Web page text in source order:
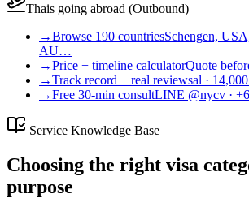
Thais going abroad (Outbound)
→Browse 190 countriesSchengen,
AU…
→Price + timeline calculatorQuote
→Track record + real reviewsal ·
→Free 30-min consultLINE @nycv ·
Service Knowledge Base
Choosing the right visa
purpose